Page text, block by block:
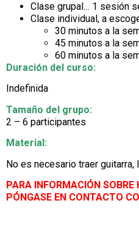
Clase grupal… 1 sesión
Clase individual, a
30 minutos a la
45 minutos a la
60 minutos a la
Duración del curso:
Indefinida
Tamaño del grupo:
2 – 6 participantes
Material:
No es necesario traer guitarra,
PARA INFORMACIÓN
PÓNGASE EN CONTACTO